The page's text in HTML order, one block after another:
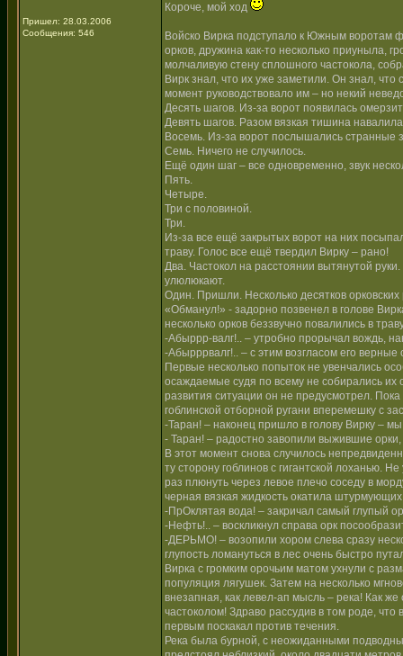
Пришел: 28.03.2006
Сообщения: 546
Короче, мой ход
Войско Вирка подступало к Южным воротам
орков, дружина как-то несколько приуныла,
молчаливую стену сплошного частокола,
Вирк знал, что их уже заметили. Он знал, что
момент руководствовало им – но некий
Десять шагов. Из-за ворот появилась
Девять шагов. Разом вязкая тишина
Восемь. Из-за ворот послышались странные
Семь. Ничего не случилось.
Ещё один шаг – все одновременно, звук
Пять.
Четыре.
Три с половиной.
Три.
Из-за все ещё закрытых ворот на них
траву. Голос все ещё твердил Вирку – рано!
Два. Частокол на расстоянии вытянутой
улюлюкают.
Один. Пришли. Несколько десятков орковских
«Обманул!» - задорно позвенел в голове
несколько орков беззвучно повалились в
-Абыррр-валг!.. – утробно прорычал вождь,
-Абырррвалг!.. – с этим возгласом его верные
Первые несколько попыток не увенчались
осаждаемые судя по всему не собирались их
развития ситуации он не предусмотрел.
гоблинской отборной ругани вперемешку с
-Таран! – наконец пришло в голову Вирку –
- Таран! – радостно завопили выжившие
В этот момент снова случилось
ту сторону гоблинов с гигантской лоханью.
раз плюнуть через левое плечо соседу в
черная вязкая жидкость окатила
-ПрОклятая вода! – закричал самый глупый
-Нефть!.. – воскликнул справа орк
-ДЕРЬМО! – возопили хором слева сразу
глупость ломануться в лес очень быстро
Вирка с громким орочьим матом ухнули с
популяция лягушек. Затем на несколько
внезапная, как левел-ап мысль – река! Как
частоколом! Здраво рассудив в том роде,
первым поскакал против течения.
Река была бурной, с неожиданными